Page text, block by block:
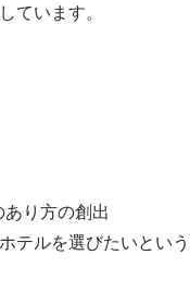
ています。
あり方の創出
テルを選びたいとい